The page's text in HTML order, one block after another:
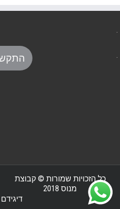
כל הזכויות שמורות © קבוצת
מנוס 2018